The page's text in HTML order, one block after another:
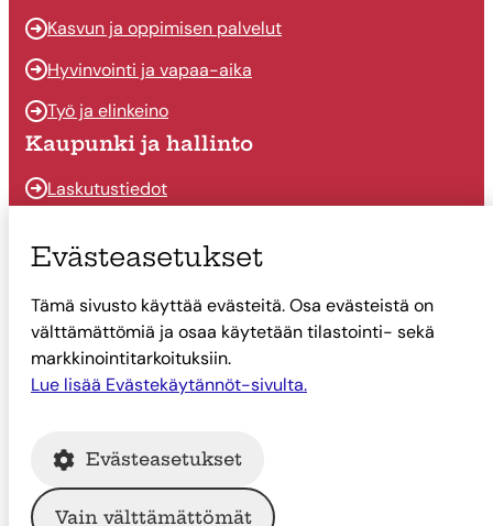
Kasvun ja oppimisen palvelut
Hyvinvointi ja vapaa-aika
Työ ja elinkeino
Kaupunki ja hallinto
Laskutustiedot
Päätöksenteko
Talous
Yhteystiedot
Tietoa Suonenjoesta
Tietoa Suonenjoesta
Evästeasetukset
Tämä sivusto käyttää evästeitä. Osa evästeistä on
välttämättömiä ja osaa käytetään tilastointi- sekä
markkinointitarkoituksiin.
Lue lisää Evästekäytännöt-sivulta.
Evästeasetukset
Vain välttämättömät